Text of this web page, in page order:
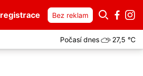
registrace Bez reklam
Počasí dnes 27,5 °C